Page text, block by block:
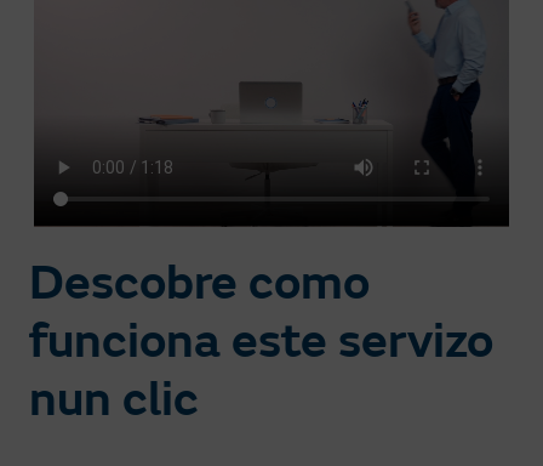
Descobre como
funciona este servizo
nun clic